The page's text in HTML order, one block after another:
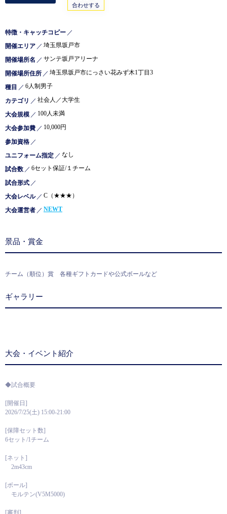
合わせする
特徴・キャッチコピー ／
開催エリア ／ 埼玉県坂戸市
開催場所名 ／ サンテ坂戸アリーナ
開催場所住所 ／ 埼玉県坂戸市にっさい花みず木1丁目3
種目 ／ 6人制男子
カテゴリ ／ 社会人／大学生
大会規模 ／ 100人未満
大会参加費 ／ 10,000円
参加資格 ／
ユニフォーム指定 ／ なし
試合数 ／ 6セット保証/１チーム
試合形式 ／
大会レベル ／ C（★★★）
大会運営者 ／ NEWT
景品・賞金
チーム（順位）賞 各種ギフトカードや公式ボールなど
ギャラリー
大会・イベント紹介
◆試合概要
[開催日]
2026/7/25(土) 15:00-21:00
[保障セット数]
6セット/1チーム
[ネット]
2m43cm
[ボール]
モルテン(V5M5000)
[審判]